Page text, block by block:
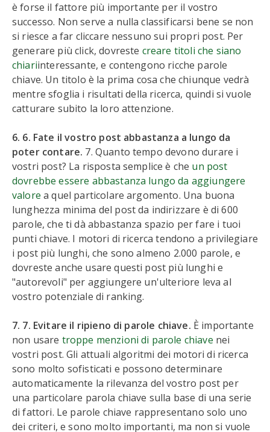
è forse il fattore più importante per il vostro
successo. Non serve a nulla classificarsi bene se non
si riesce a far cliccare nessuno sui propri post. Per
generare più click, dovreste creare titoli che siano
chiariinteressante, e contengono ricche parole
chiave. Un titolo è la prima cosa che chiunque vedrà
mentre sfoglia i risultati della ricerca, quindi si vuole
catturare subito la loro attenzione.
6. 6. Fate il vostro post abbastanza a lungo da
poter contare. 7. Quanto tempo devono durare i
vostri post? La risposta semplice è che un post
dovrebbe essere abbastanza lungo da aggiungere
valore a quel particolare argomento. Una buona
lunghezza minima del post da indirizzare è di 600
parole, che ti dà abbastanza spazio per fare i tuoi
punti chiave. I motori di ricerca tendono a privilegiare
i post più lunghi, che sono almeno 2.000 parole, e
dovreste anche usare questi post più lunghi e
"autorevoli" per aggiungere un'ulteriore leva al
vostro potenziale di ranking.
7. 7. Evitare il ripieno di parole chiave. È importante
non usare troppe menzioni di parole chiave nei
vostri post. Gli attuali algoritmi dei motori di ricerca
sono molto sofisticati e possono determinare
automaticamente la rilevanza del vostro post per
una particolare parola chiave sulla base di una serie
di fattori. Le parole chiave rappresentano solo uno
dei criteri, e sono molto importanti, ma non si vuole